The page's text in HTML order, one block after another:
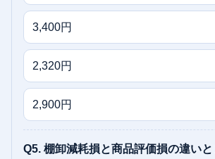
3,400円
2,320円
2,900円
Q5. 棚卸減耗損と商品評価損の違い